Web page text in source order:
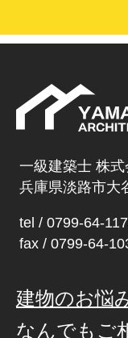
一級建築士 株
兵庫県淡路市大
tel /0799-64-
fax /0799-64-
建物のお悩
なんでもご